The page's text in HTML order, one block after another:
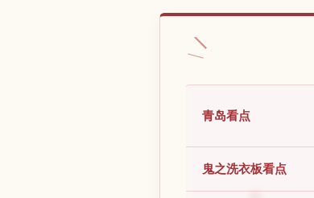
青岛看点
鬼之洗衣板看点